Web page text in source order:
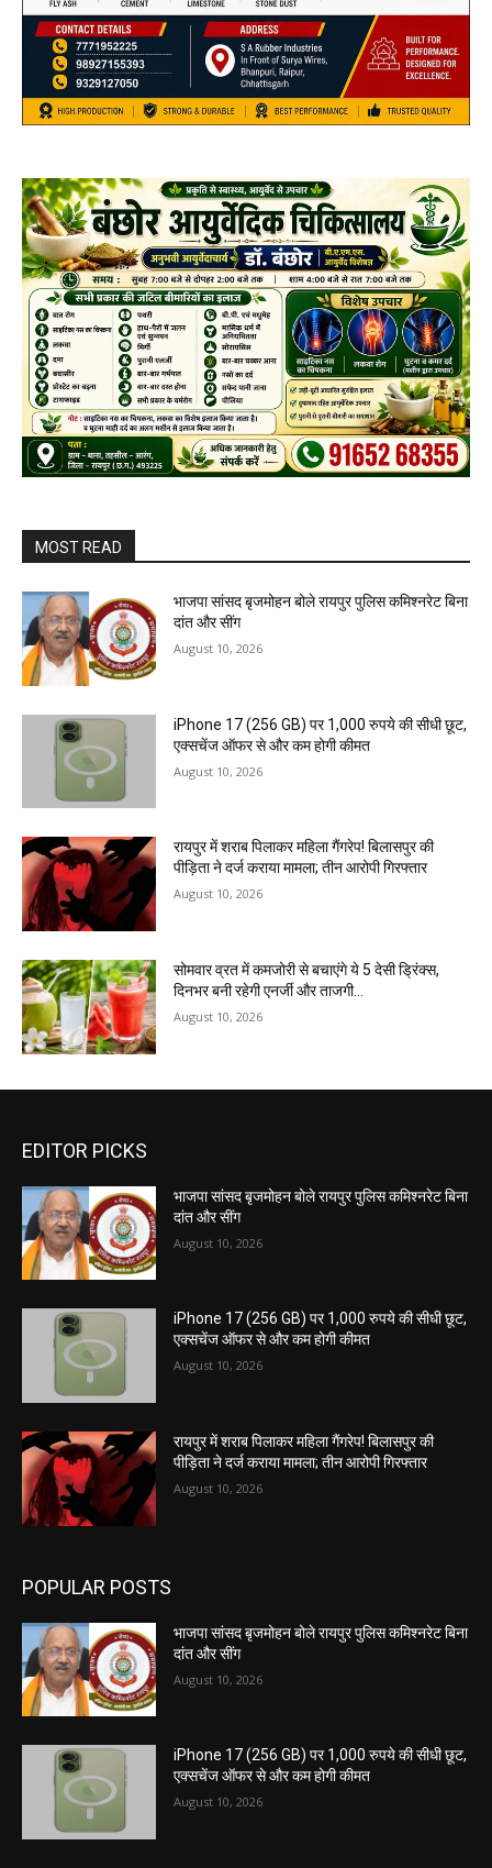
MOST READ
भाजपा सांसद बृजमोहन बोले रायपुर पुलिस कमिश्नरेट बिना
दांत और सींग
August 10, 2026
iPhone 17 (256 GB) पर 1,000 रुपये की सीधी छूट,
एक्सचेंज ऑफर से और कम होगी कीमत
August 10, 2026
रायपुर में शराब पिलाकर महिला गैंगरेप! बिलासपुर की
पीड़िता ने दर्ज कराया मामला; तीन आरोपी गिरफ्तार
August 10, 2026
सोमवार व्रत में कमजोरी से बचाएंगे ये 5 देसी ड्रिंक्स,
दिनभर बनी रहेगी एनर्जी और ताजगी…
August 10, 2026
EDITOR PICKS
भाजपा सांसद बृजमोहन बोले रायपुर पुलिस कमिश्नरेट बिना
दांत और सींग
August 10, 2026
iPhone 17 (256 GB) पर 1,000 रुपये की सीधी छूट,
एक्सचेंज ऑफर से और कम होगी कीमत
August 10, 2026
रायपुर में शराब पिलाकर महिला गैंगरेप! बिलासपुर की
पीड़िता ने दर्ज कराया मामला; तीन आरोपी गिरफ्तार
August 10, 2026
POPULAR POSTS
भाजपा सांसद बृजमोहन बोले रायपुर पुलिस कमिश्नरेट बिना
दांत और सींग
August 10, 2026
iPhone 17 (256 GB) पर 1,000 रुपये की सीधी छूट,
एक्सचेंज ऑफर से और कम होगी कीमत
August 10, 2026